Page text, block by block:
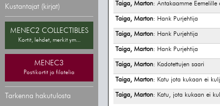
Kustantajat (kirjat)
MENEC2 COLLECTIBLES
Kortit, lehdet, merkit ym...
MENEC3
Postikortit ja filatelia
Tarkenna hakutulosta
Taiga, Marton: Antakaamme Eemelille
Taiga, Marton: Hank Purjehtija
Taiga, Marton: Hank Purjehtija
Taiga, Marton: Hank Purjehtija
Taiga, Marton: Kadotettujen saari
Taiga, Marton: Katu jota kukaan ei
Taiga, Marton: Katu, jota kukaan ei